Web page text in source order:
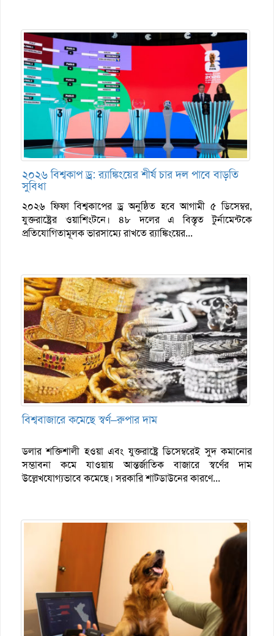
২০২৬ বিশ্বকাপ ড্র: র‌্যাঙ্কিংয়ের শীর্ষ চার দল পাবে বাড়তি
সুবিধা
২০২৬ ফিফা বিশ্বকাপের ড্র অনুষ্ঠিত হবে আগামী ৫ ডিসেম্বর,
যুক্তরাষ্ট্রের ওয়াশিংটনে। ৪৮ দলের এ বিস্তৃত টুর্নামেন্টকে
প্রতিযোগিতামূলক ভারসাম্যে রাখতে র‌্যাঙ্কিংয়ের...
বিশ্ববাজারে কমেছে স্বর্ণ–রুপার দাম
ডলার শক্তিশালী হওয়া এবং যুক্তরাষ্ট্রে ডিসেম্বরেই সুদ কমানোর
সম্ভাবনা কমে যাওয়ায় আন্তর্জাতিক বাজারে স্বর্ণের দাম
উল্লেখযোগ্যভাবে কমেছে। সরকারি শাটডাউনের কারণে...